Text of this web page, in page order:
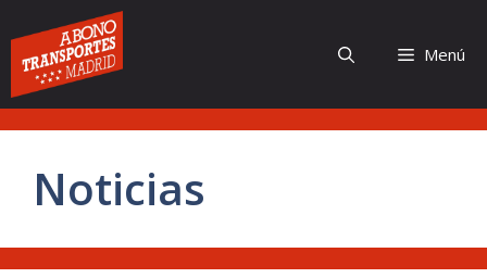
al
contenido
Menú
Noticias